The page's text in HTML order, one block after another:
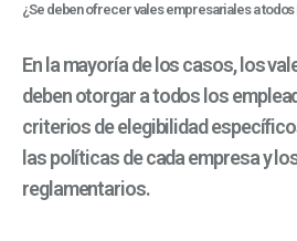
¿Se deben ofrecer vales empresariales a
En la mayoría de los casos, los
deben otorgar a todos los
criterios de elegibilidad
las políticas de cada empresa y
reglamentarios.